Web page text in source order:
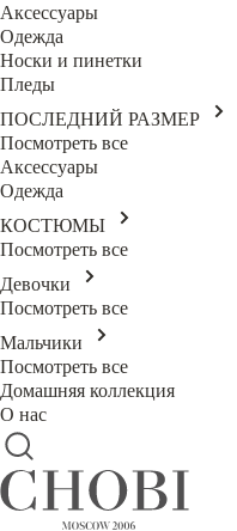
Аксессуары
Одежда
Носки и пинетки
Пледы
ПОСЛЕДНИЙ РАЗМЕР
Посмотреть все
Аксессуары
Одежда
КОСТЮМЫ
Посмотреть все
Девочки
Посмотреть все
Мальчики
Посмотреть все
Домашняя коллекция
О нас